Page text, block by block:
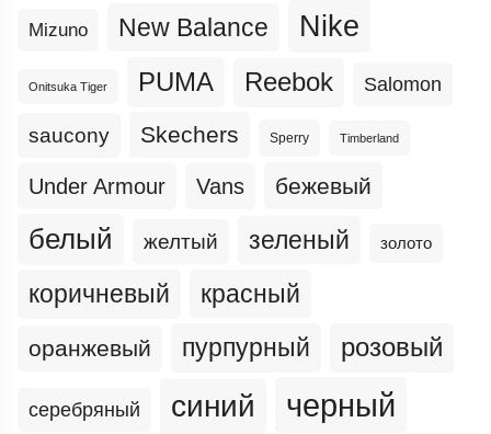
Mizuno New Balance Nike
Onitsuka Tiger PUMA Reebok Salomon
saucony Skechers Sperry Timberland
Under Armour Vans бежевый
белый желтый зеленый золото
коричневый красный
оранжевый пурпурный розовый
серебряный синий черный